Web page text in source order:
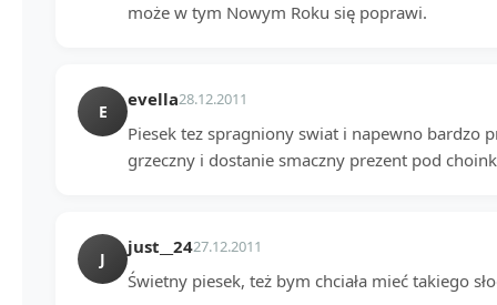
może w tym Nowym Roku się poprawi.
E
evella28.12.2011
Piesek tez spragniony swiat i napewno bardzo
grzeczny i dostanie smaczny prezent pod
J
just__2427.12.2011
Świetny piesek, też bym chciała mieć takiego